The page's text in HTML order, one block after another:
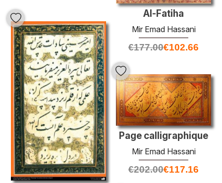
Al-Fatiha
Mir Emad Hassani
€177.00€102.66
Page calligraphique
Mir Emad Hassani
€202.00€117.16